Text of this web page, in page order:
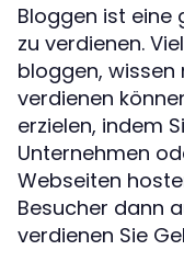
Bloggen ist eine
zu verdienen.
bloggen, wissen
verdienen
erzielen, indem
Unternehmen
Webseiten
Besucher dann
verdienen Sie